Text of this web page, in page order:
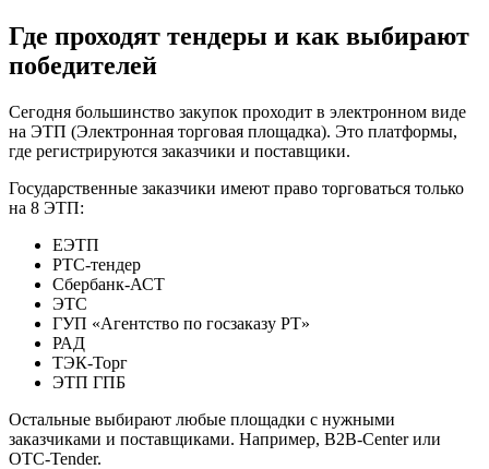
Где проходят тендеры и как выбирают
победителей
Сегодня большинство закупок проходит в электронном виде
на ЭТП (Электронная торговая площадка). Это платформы,
где регистрируются заказчики и поставщики.
Государственные заказчики имеют право торговаться только
на 8 ЭТП:
ЕЭТП
РТС-тендер
Сбербанк-АСТ
ЭТС
ГУП «Агентство по госзаказу РТ»
РАД
ТЭК-Торг
ЭТП ГПБ
Остальные выбирают любые площадки с нужными
заказчиками и поставщиками. Например, B2B-Center или
OTC-Tender.